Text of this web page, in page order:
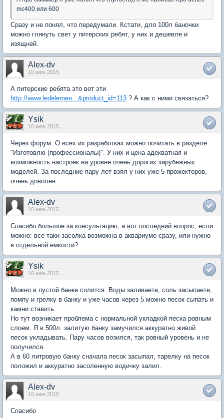
mc400 или 600
Сразу и не понял, что передумали. Кстати, для 100л баночки
можно глянуть свет у питерских ребят, у них и дешевле и
изящней.
Alex-dv
10 июн 2015
А питерские ребята это вот эти
http://www.ledelemen...&product_id=113 ? А как с ними связаться?
Ysik
10 июн 2015
Через форум. О всех их разработках можно почитать в разделе
"Изготовлю (профессионалы)". У них и цена адекватная и
возможность настроек на уровне очень дорогих зарубежных
моделей. За последние пару лет взял у них уже 5 прожекторов,
очень доволен.
Alex-dv
10 июн 2015
Спасибо большое за консультацию, а вот последний вопрос, если
можно: все таки засолка возможна в аквариуме сразу, или нужно
в отдельной емкости?
Ysik
10 июн 2015
Можно в пустой банке солится. Воды заливаете, соль засыпаете,
помпу и грелку в банку и уже часов через 5 можно песок сыпать и
камни ставить.
Но тут возникает проблема с нормальной укладкой песка ровным
слоем. Я в 500л. залитую банку замучился аккуратно живой
песок укладывать. Пару часов возился, так ровный уровень и не
получился.
А в 60 литровую банку сначала песок засыпал, тарелку на песок
положил и аккуратно засоленную водичку залил.
Alex-dv
10 июн 2015
Спасибо